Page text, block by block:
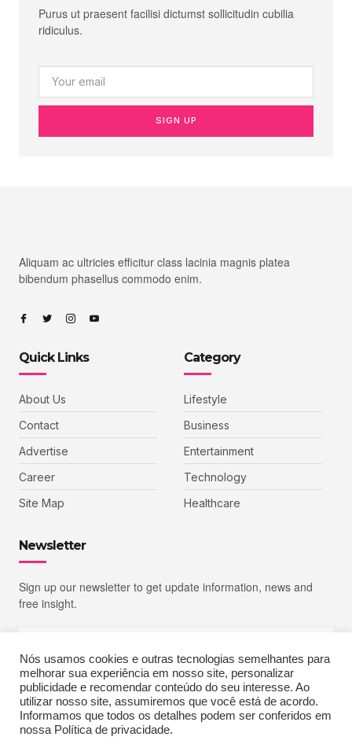
Purus ut praesent facilisi dictumst sollicitudin cubilia
ridiculus.
SIGN UP
Aliquam ac ultricies efficitur class lacinia magnis platea
bibendum phasellus commodo enim.
Quick Links
About Us
Contact
Advertise
Career
Site Map
Category
Lifestyle
Business
Entertainment
Technology
Healthcare
Newsletter
Sign up our newsletter to get update information, news and
free insight.
SIGN UP
Nós usamos cookies e outras tecnologias semelhantes para
melhorar sua experiência em nosso site, personalizar
publicidade e recomendar conteúdo do seu interesse. Ao
utilizar nosso site, assumiremos que você está de acordo.
Informamos que todos os detalhes podem ser conferidos em
nossa Política de privacidade.